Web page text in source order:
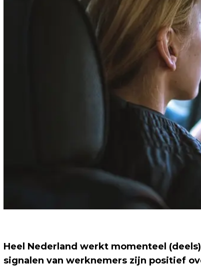
Heel Nederland werkt momenteel
signalen van werknemers zijn positief